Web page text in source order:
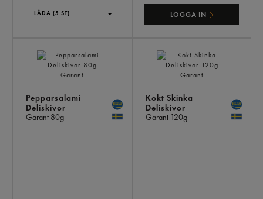
LÅDA (5 ST) LOGGA IN
Pepparsalami
Deliskivor
Garant 80g
Kokt Skinka
Deliskivor
Garant 120g